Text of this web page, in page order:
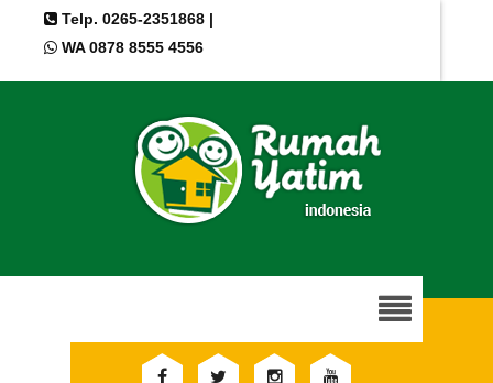
Telp. 0265-2351868 |
WA 0878 8555 4556